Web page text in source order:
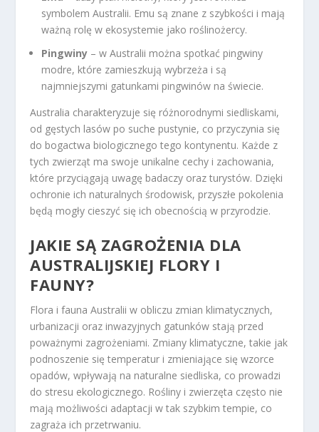
symbolem Australii. Emu są znane z szybkości i mają
ważną rolę w ekosystemie jako roślinożercy.
Pingwiny – w Australii można spotkać pingwiny
modre, które zamieszkują wybrzeża i są
najmniejszymi gatunkami pingwinów na świecie.
Australia charakteryzuje się różnorodnymi siedliskami,
od gęstych lasów po suche pustynie, co przyczynia się
do bogactwa biologicznego tego kontynentu. Każde z
tych zwierząt ma swoje unikalne cechy i zachowania,
które przyciągają uwagę badaczy oraz turystów. Dzięki
ochronie ich naturalnych środowisk, przyszłe pokolenia
będą mogły cieszyć się ich obecnością w przyrodzie.
JAKIE SĄ ZAGROŻENIA DLA
AUSTRALIJSKIEJ FLORY I
FAUNY?
Flora i fauna Australii w obliczu zmian klimatycznych,
urbanizacji oraz inwazyjnych gatunków stają przed
poważnymi zagrożeniami. Zmiany klimatyczne, takie jak
podnoszenie się temperatur i zmieniające się wzorce
opadów, wpływają na naturalne siedliska, co prowadzi
do stresu ekologicznego. Rośliny i zwierzęta często nie
mają możliwości adaptacji w tak szybkim tempie, co
zagraża ich przetrwaniu.